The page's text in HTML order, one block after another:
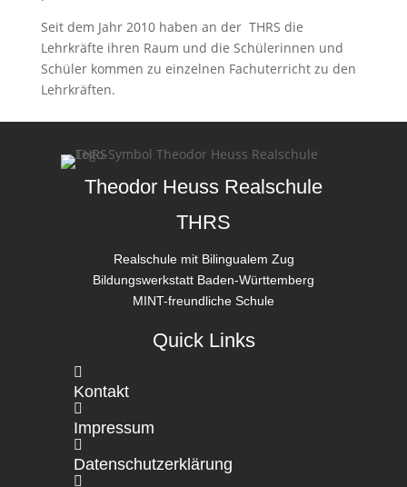
Seit dem Jahr 2010 haben an der THRS die
Lehrkräfte ihren Raum und die Schülerinnen und
Schüler kommen zu einzelnen Fachuterricht zu den
Lehrkräften.
Theodor Heuss Realschule
THRS
Realschule mit Bilingualem Zug
Bildungswerkstatt Baden-Württemberg
MINT-freundliche Schule
Quick Links

Kontakt

Impressum

Datenschutzerklärung
